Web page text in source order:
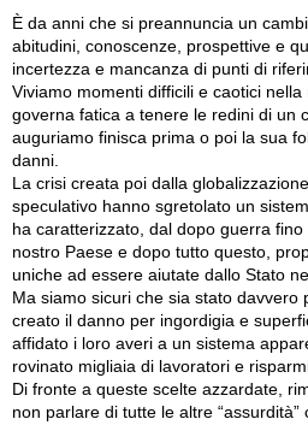
È da anni che si preannuncia un
abitudini, conoscenze, prospettive e
incertezza e mancanza di punti di
Viviamo momenti difficili e caotici
governa fatica a tenere le redini di un
auguriamo finisca prima o poi la sua
danni.
La crisi creata poi dalla
speculativo hanno sgretolato un
ha caratterizzato, dal dopo guerra fino
nostro Paese e dopo tutto questo,
uniche ad essere aiutate dallo Stato
Ma siamo sicuri che sia stato davvero
creato il danno per ingordigia e
affidato i loro averi a un sistema
rovinato migliaia di lavoratori e
Di fronte a queste scelte azzardate,
non parlare di tutte le altre